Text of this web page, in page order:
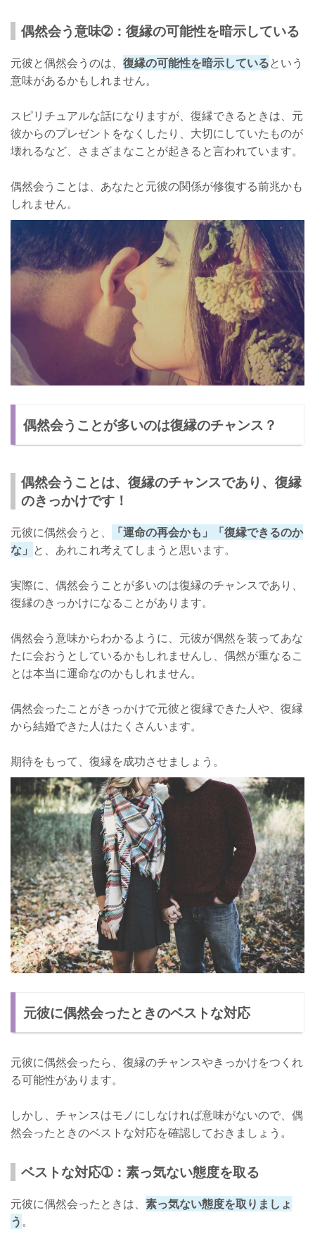
偶然会う意味➁：復縁の可能性を暗示している
元彼と偶然会うのは、 復縁の可能性を暗示しているという
意味があるかもしれません。
スピリチュアルな話になりますが、復縁できるときは、元
彼からのプレゼントをなくしたり、大切にしていたものが
壊れるなど、さまざまなことが起きると言われています。
偶然会うことは、あなたと元彼の関係が修復する前兆かも
しれません。
偶然会うことが多いのは復縁のチャンス？
偶然会うことは、復縁のチャンスであり、復縁
のきっかけです！
元彼に偶然会うと、
「運命の再会かも」「復縁できるのか
な」 と、あれこれ考えてしまうと思います。
実際に、偶然会うことが多いのは復縁のチャンスであり、
復縁のきっかけになることがあります。
偶然会う意味からわかるように、元彼が偶然を装ってあな
たに会おうとしているかもしれませんし、偶然が重なるこ
とは本当に運命なのかもしれません。
偶然会ったことがきっかけで元彼と復縁できた人や、復縁
から結婚できた人はたくさんいます。
期待をもって、復縁を成功させましょう。
元彼に偶然会ったときのベストな対応
元彼に偶然会ったら、復縁のチャンスやきっかけをつくれ
る可能性があります。
しかし、チャンスはモノにしなければ意味がないので、偶
然会ったときのベストな対応を確認しておきましょう。
ベストな対応➀：素っ気ない態度を取る
元彼に偶然会ったときは、 素っ気ない態度を取りましょ
う。